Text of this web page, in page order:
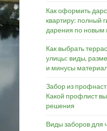
Как оформить
квартиру: полный
дарения по новым
Как выбрать
улицы: виды,
и минусы
Забор из
Какой профлист
решения
Виды заборов для